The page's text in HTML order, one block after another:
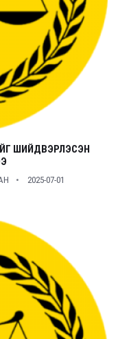
ШИЙДВЭРЛЭСЭН
2025-07-01